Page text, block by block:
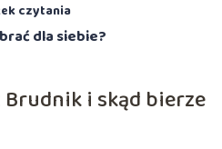
czytania
dla siebie?
i skąd bierze